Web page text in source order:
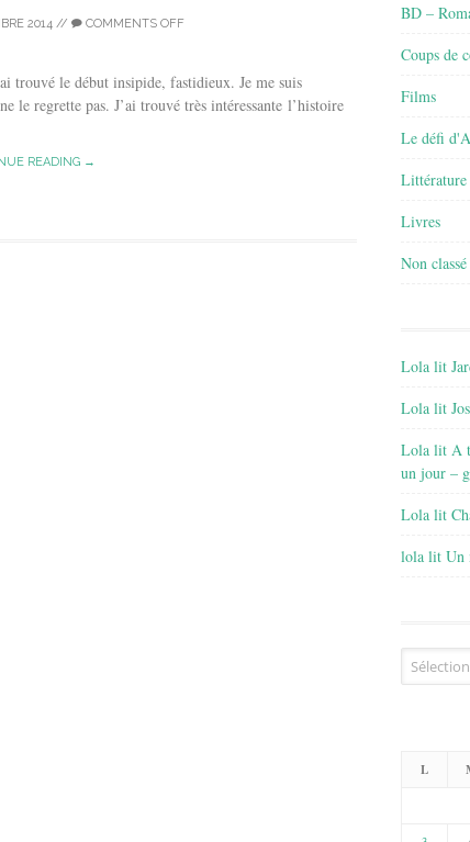
2014 // COMMENTS OFF
trouvé le début insipide, fastidieux. Je me suis
le regrette pas. J’ai trouvé très intéressante l’histoire
READING →
BD –
Coups de
Films
Le défi
Littérature
Livres
Non classé
Lola lit
Lola lit
Lola lit A
un jour –
Lola lit
lola lit Un
Archives
L